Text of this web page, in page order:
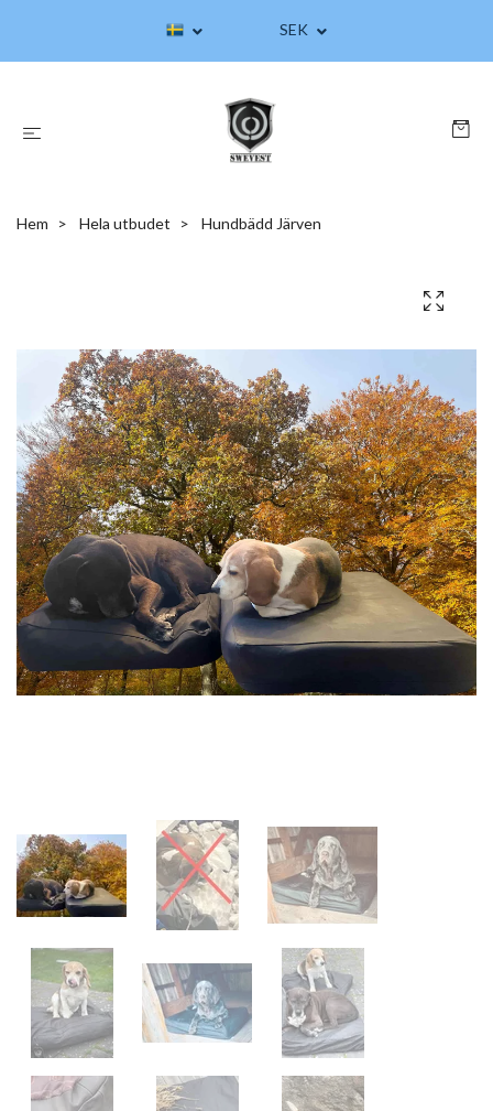
SEK
Hem Hela utbudet Hundbädd Järven